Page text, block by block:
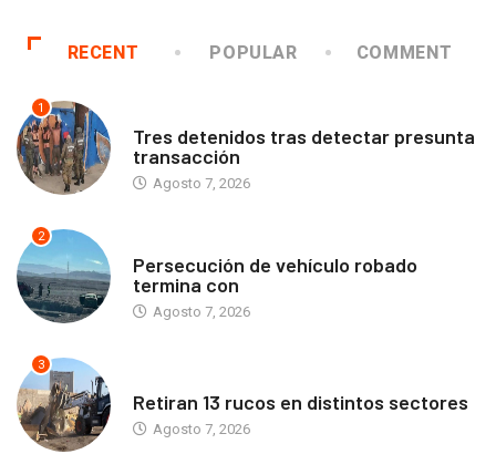
RECENT POPULAR COMMENT
1
Tres detenidos tras detectar presunta
transacción
Agosto 7, 2026
2
Persecución de vehículo robado
termina con
Agosto 7, 2026
3
Retiran 13 rucos en distintos sectores
Agosto 7, 2026